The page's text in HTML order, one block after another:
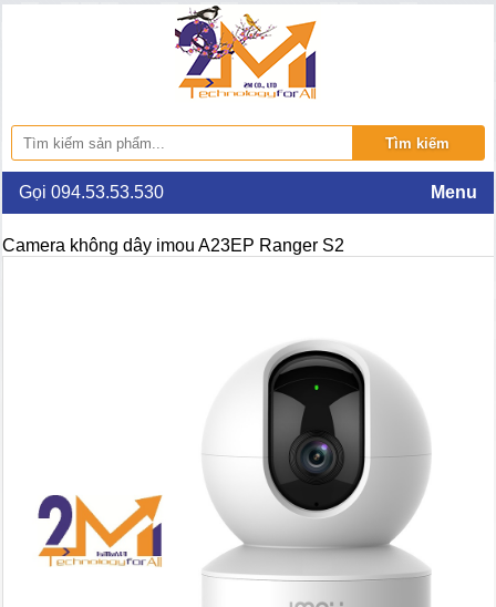
Gọi 094.53.53.530 Menu
Camera không dây imou A23EP Ranger S2